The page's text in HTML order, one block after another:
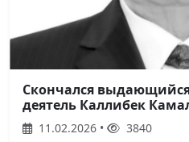
Скончался
деятель Каллибек
11.02.2026 • 3840